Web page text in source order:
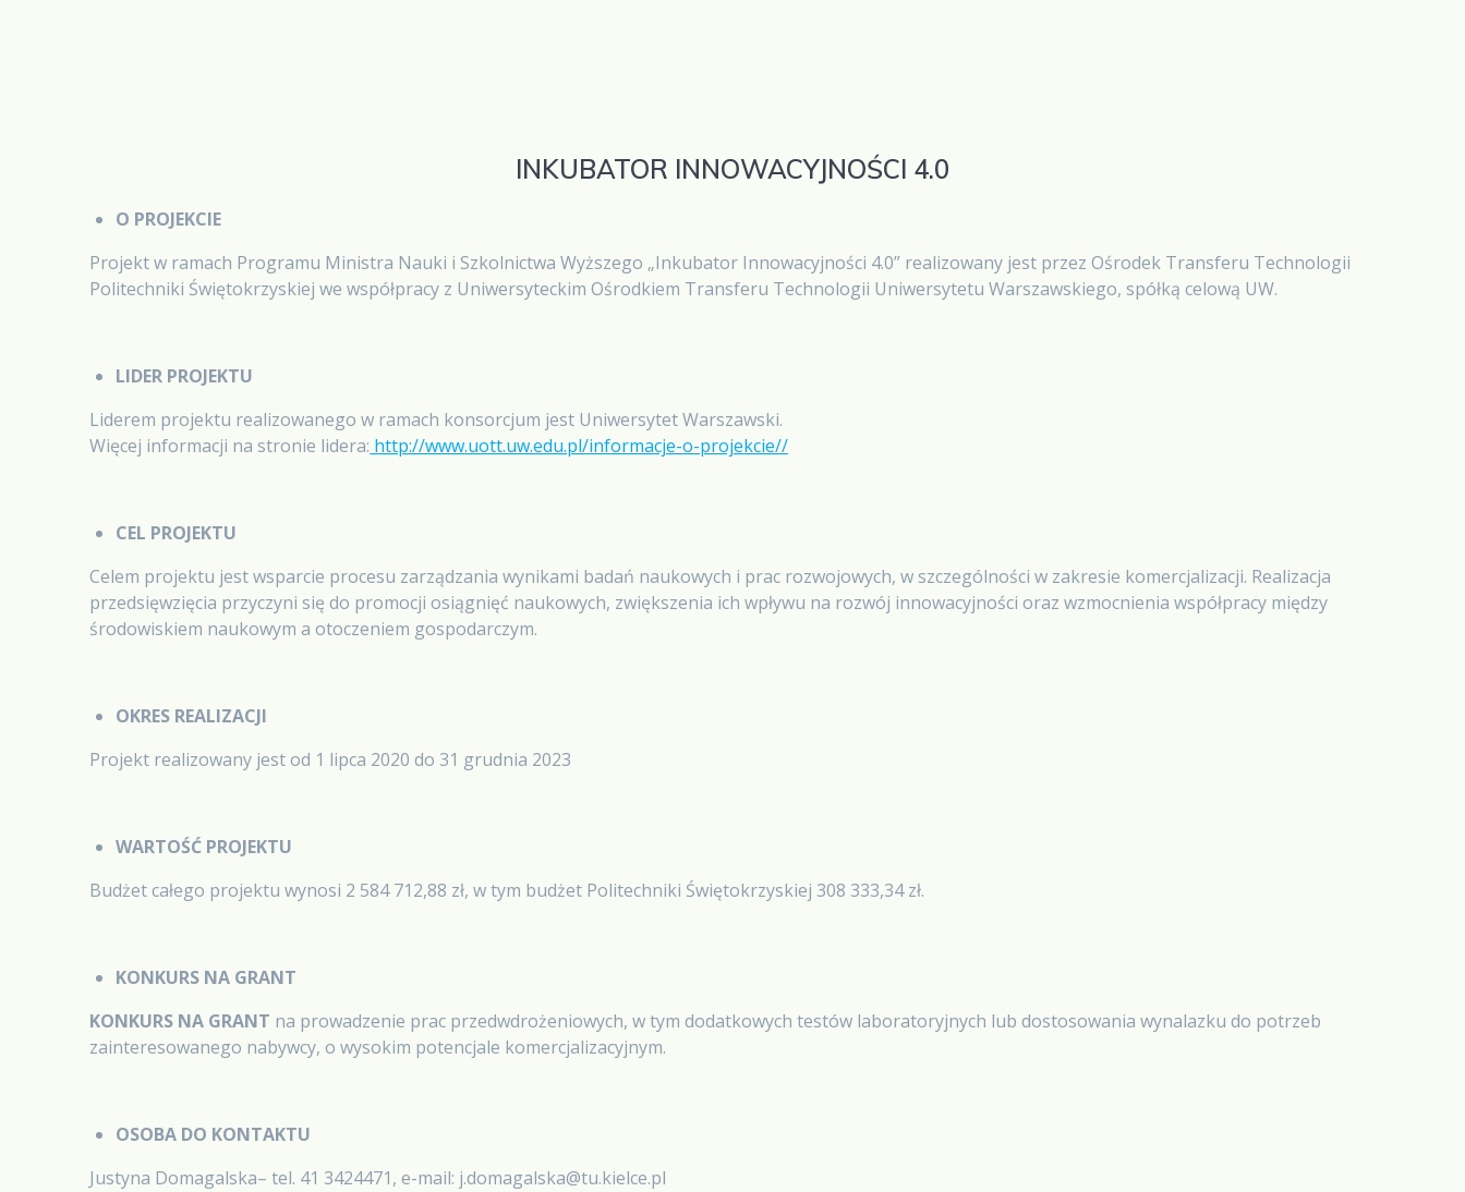
INKUBATOR INNOWACYJNOŚCI 4.0
O PROJEKCIE
Projekt w ramach Programu Ministra Nauki i Szkolnictwa Wyższego „Inkubator Innowacyjności 4.0” realizowany jest przez Ośrodek Transferu Technologii
Politechniki Świętokrzyskiej we współpracy z Uniwersyteckim Ośrodkiem Transferu Technologii Uniwersytetu Warszawskiego, spółką celową UW.
LIDER PROJEKTU
Liderem projektu realizowanego w ramach konsorcjum jest Uniwersytet Warszawski.
Więcej informacji na stronie lidera: http://www.uott.uw.edu.pl/informacje-o-projekcie//
CEL PROJEKTU
Celem projektu jest wsparcie procesu zarządzania wynikami badań naukowych i prac rozwojowych, w szczególności w zakresie komercjalizacji. Realizacja
przedsięwzięcia przyczyni się do promocji osiągnięć naukowych, zwiększenia ich wpływu na rozwój innowacyjności oraz wzmocnienia współpracy między
środowiskiem naukowym a otoczeniem gospodarczym.
OKRES REALIZACJI
Projekt realizowany jest od 1 lipca 2020 do 31 grudnia 2023
WARTOŚĆ PROJEKTU
Budżet całego projektu wynosi 2 584 712,88 zł, w tym budżet Politechniki Świętokrzyskiej 308 333,34 zł.
KONKURS NA GRANT
KONKURS NA GRANT na prowadzenie prac przedwdrożeniowych, w tym dodatkowych testów laboratoryjnych lub dostosowania wynalazku do potrzeb
zainteresowanego nabywcy, o wysokim potencjale komercjalizacyjnym.
OSOBA DO KONTAKTU
Justyna Domagalska– tel. 41 3424471, e-mail: j.domagalska@tu.kielce.pl